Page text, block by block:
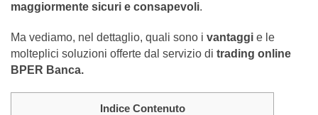
maggiormente sicuri e consapevoli.
Ma vediamo, nel dettaglio, quali sono i vantaggi e le
molteplici soluzioni offerte dal servizio di trading online
BPER Banca.
Indice Contenuto